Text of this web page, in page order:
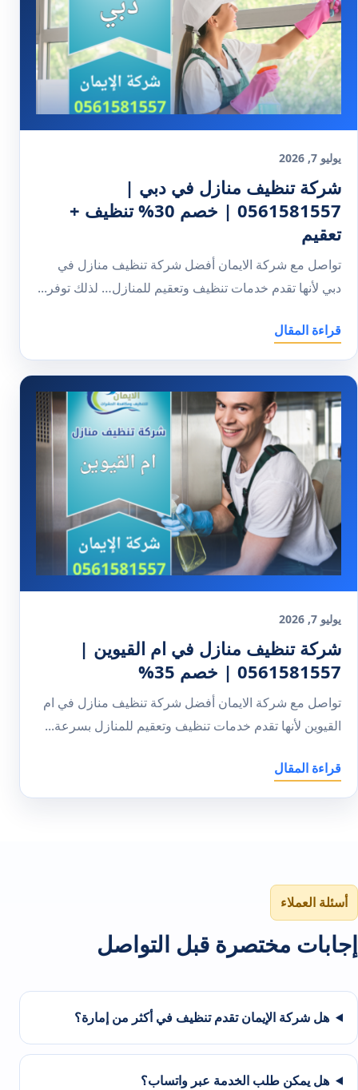
يوليو 7, 2026
شركة تنظيف منازل في دبي |
0561581557 | خصم 30% تنظيف +
تعقيم
تواصل مع شركة الايمان أفضل شركة تنظيف منازل في
دبي لأنها تقدم خدمات تنظيف وتعقيم للمنازل… لذلك توفر...
قراءة المقال
يوليو 7, 2026
شركة تنظيف منازل في ام القيوين |
0561581557 | خصم 35%
تواصل مع شركة الايمان أفضل شركة تنظيف منازل في ام
القيوين لأنها تقدم خدمات تنظيف وتعقيم للمنازل بسرعة...
قراءة المقال
أسئلة العملاء
إجابات مختصرة قبل التواصل
هل شركة الإيمان تقدم تنظيف في أكثر من إمارة؟
هل يمكن طلب الخدمة عبر واتساب؟